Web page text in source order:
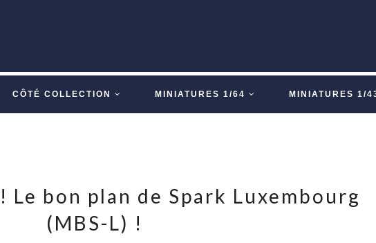
CÔTÉ COLLECTION MINIATURES 1/64 MINIATURES 1/
Le bon plan de Spark Luxembourg
(MBS-L) !